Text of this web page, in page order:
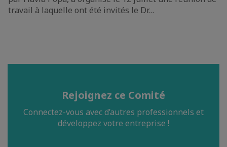
travail à laquelle ont été invités le Dr…
Rejoignez ce Comité
Connectez-vous avec d’autres professionnels et
développez votre entreprise !